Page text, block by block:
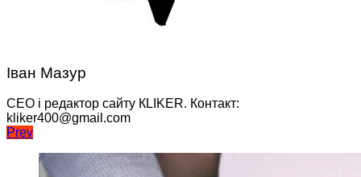
Іван Мазур
CEO і редактор сайту КLIKER. Контакт:
kliker400@gmail.com
Навігація
записів
Prev